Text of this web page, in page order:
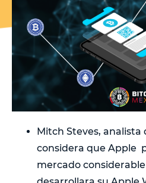
Mitch Steves, analista
considera que Apple
mercado